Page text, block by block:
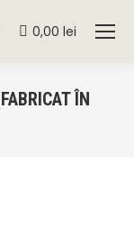
0,00 lei
ÎN